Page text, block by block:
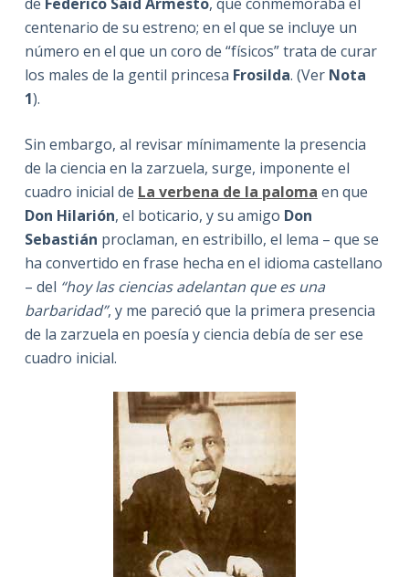
centenario de su estreno; en el que se incluye un
número en el que un coro de “físicos” trata de curar
los males de la gentil princesa Frosilda. (Ver Nota
1).
Sin embargo, al revisar mínimamente la presencia
de la ciencia en la zarzuela, surge, imponente el
cuadro inicial de La verbena de la paloma en que
Don Hilarión, el boticario, y su amigo Don
Sebastián proclaman, en estribillo, el lema – que se
ha convertido en frase hecha en el idioma castellano
– del “hoy las ciencias adelantan que es una
barbaridad”, y me pareció que la primera presencia
de la zarzuela en poesía y ciencia debía de ser ese
cuadro inicial.